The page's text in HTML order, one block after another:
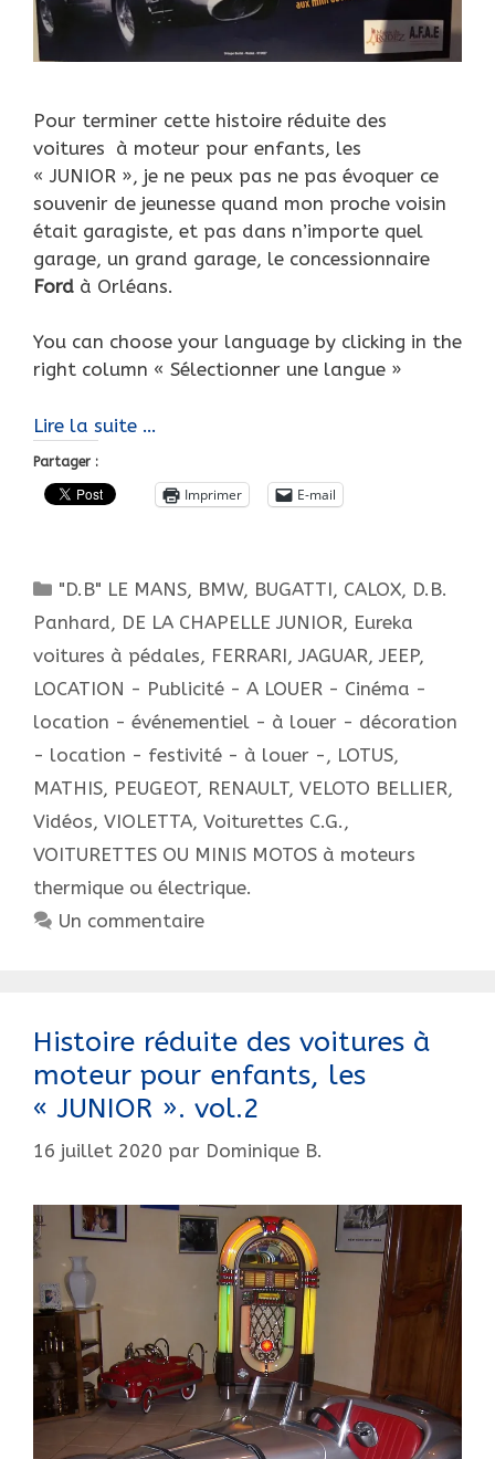
Pour terminer cette histoire réduite des
voitures à moteur pour enfants, les
« JUNIOR », je ne peux pas ne pas évoquer ce
souvenir de jeunesse quand mon proche voisin
était garagiste, et pas dans n’importe quel
garage, un grand garage, le concessionnaire
Ford à Orléans.
You can choose your language by clicking in the
right column « Sélectionner une langue »
Lire la suite …
des
voitures
pour
enfants,
les
« JUNIOR ».
vol.3
Partager :
Imprimer E-mail
Catégories
"D.B" LE MANS, BMW, BUGATTI, CALOX, D.B.
Panhard, DE LA CHAPELLE JUNIOR, Eureka
voitures à pédales, FERRARI, JAGUAR, JEEP,
LOCATION - Publicité - A LOUER - Cinéma -
location - événementiel - à louer - décoration
- location - festivité - à louer - , LOTUS,
MATHIS, PEUGEOT, RENAULT, VELOTO BELLIER,
Vidéos, VIOLETTA, Voiturettes C.G. ,
VOITURETTES OU MINIS MOTOS à moteurs
thermique ou électrique.
Un commentaire
Histoire réduite des voitures à
moteur pour enfants, les
« JUNIOR ». vol.2
16 juillet 2020 par Dominique B.